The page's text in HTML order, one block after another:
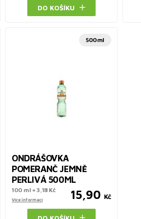
DO KOŠÍKU
500ml
ONDRÁŠOVKA
POMERANČ JEMNĚ
PERLIVÁ 500ML
100 ml = 3,18 Kč
Více informací 15,90 Kč